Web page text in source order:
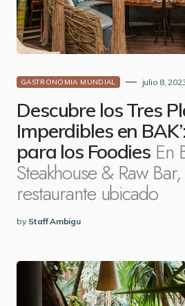
GASTRONOMIA MUNDIAL julio 8,
Descubre los Tres
Imperdibles en
para los Foodies En
Steakhouse & Raw
restaurante ubicado
by Staff Ambigu